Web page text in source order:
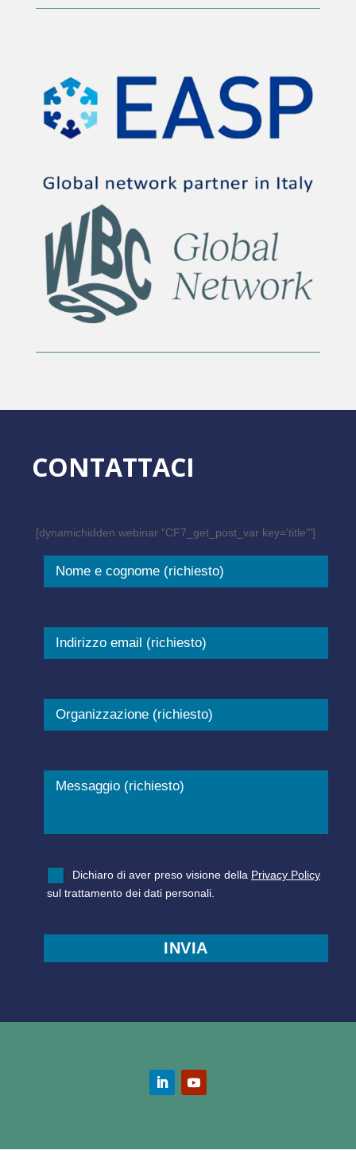
CONTATTACI
[dynamichidden webinar "CF7_get_post_var key='title'"]
Dichiaro di aver preso visione della Privacy Policy
sul trattamento dei dati personali.